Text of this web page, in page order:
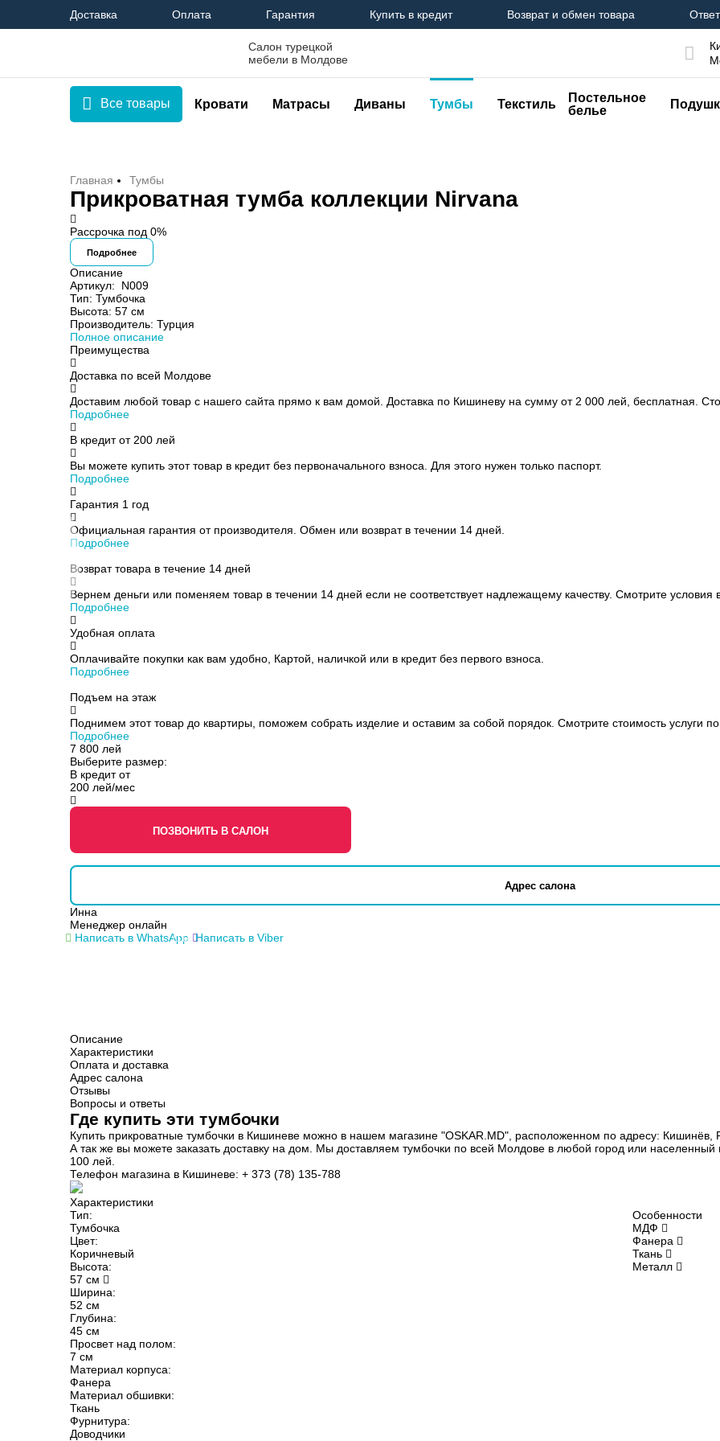
Доставка Оплата Гарантия Купить в кредит Возврат и обмен товара
Салон турецкой
мебели в Молдове
Все товары Кровати Матрасы Диваны Тумбы Текстиль
Постельное
белье
Главная Тумбы
Прикроватная тумба коллекции Nirvana
Рассрочка под 0%
Подробнее
Описание
Артикул: N009
Тип: Тумбочка
Высота: 57 см
Производитель: Турция
Полное описание
Преимущества
Доставка по всей Молдове
Доставим любой товар с нашего сайта прямо к вам домой. Доставка по Кишиневу на сумму от 2 000 лей, бесплатная.
Подробнее
В кредит от 200 лей
Вы можете купить этот товар в кредит без первоначального взноса. Для этого нужен только паспорт.
Подробнее
Гарантия 1 год
Официальная гарантия от производителя. Обмен или возврат в течении 14 дней.
Подробнее
Возврат товара в течение 14 дней
Вернем деньги или поменяем товар в течении 14 дней если не соответствует надлежащему качеству. Смотрите условия
Подробнее
Удобная оплата
Оплачивайте покупки как вам удобно, Картой, наличкой или в кредит без первого взноса.
Подробнее
Подъем на этаж
Поднимем этот товар до квартиры, поможем собрать изделие и оставим за собой порядок. Смотрите стоимость услуги
Подробнее
7 800 лей
Выберите размер:
В кредит от
200 лей/мес
ПОЗВОНИТЬ В САЛОН
Адрес салона
Инна
Менеджер онлайн
Написать в WhatsApp Написать в Viber
Описание
Характеристики
Оплата и доставка
Адрес салона
Отзывы
Вопросы и ответы
Где купить эти тумбочки
Купить прикроватные тумбочки в Кишиневе можно в нашем магазине "OSKAR.MD", расположенном по адресу: Кишинёв,
А так же вы можете заказать доставку на дом. Мы доставляем тумбочки по всей Молдове в любой город или населенный
100 лей.
Телефон магазина в Кишиневе: + 373 (78) 135-788
Характеристики
Тип:
Тумбочка
Цвет:
Коричневый
Высота:
57 см
Ширина:
52 см
Глубина:
45 см
Просвет над полом:
7 см
Материал корпуса:
Фанера
Материал обшивки:
Ткань
Фурнитура:
Доводчики
Особенности
МДФ
Фанера
Ткань
Металл